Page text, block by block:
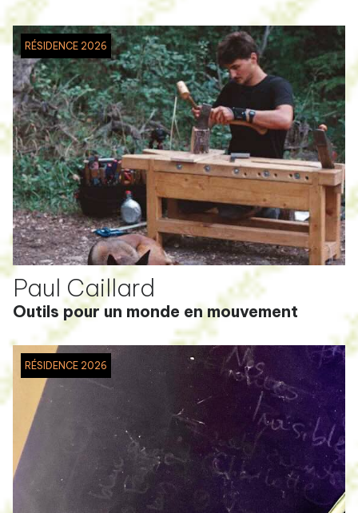
RÉSIDENCE 2026
Paul Caillard
Outils pour un monde en mouvement
RÉSIDENCE 2026